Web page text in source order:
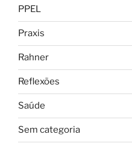
PPEL
Praxis
Rahner
Reflexões
Saúde
Sem categoria